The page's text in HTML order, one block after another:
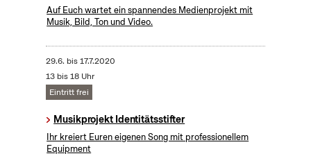
Auf Euch wartet ein spannendes Medienprojekt mit
Musik, Bild, Ton und Video.
29.6. bis17.7.2020
13 bis 18 Uhr
Eintritt frei
Musikprojekt Identitätsstifter
Ihr kreiert Euren eigenen Song mit professionellem
Equipment